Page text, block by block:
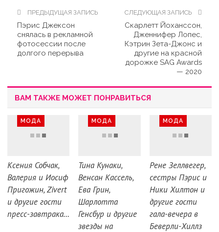
ПРЕДЫДУЩАЯ ЗАПИСЬ
Пэрис Джексон
снялась в рекламной
фотосессии после
долгого перерыва
СЛЕДУЮЩАЯ ЗАПИСЬ
Скарлетт Йоханссон,
Дженнифер Лопес,
Кэтрин Зета-Джонс и
другие на красной
дорожке SAG Awards
— 2020
ВАМ ТАКЖЕ МОЖЕТ ПОНРАВИТЬСЯ
МОДА
Ксения Собчак,
Валерия и Иосиф
Пригожин, Zivert
и другие гости
пресс-завтрака…
МОДА
Тина Кунаки,
Венсан Кассель,
Ева Грин,
Шарлотта
Генсбур и другие
звезды на
МОДА
Рене Зеллвегер,
сестры Пэрис и
Ники Хилтон и
другие гости
гала-вечера в
Беверли-Хиллз